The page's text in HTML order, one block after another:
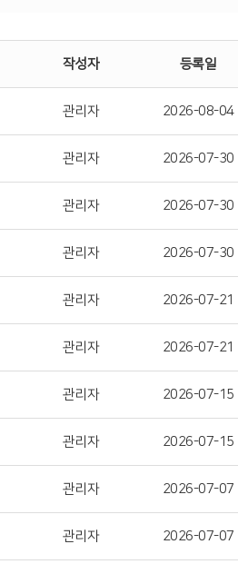
작성자 등록일
관리자 2026-08-04
관리자 2026-07-30
관리자 2026-07-30
관리자 2026-07-30
관리자 2026-07-21
관리자 2026-07-21
관리자 2026-07-15
관리자 2026-07-15
관리자 2026-07-07
관리자 2026-07-07